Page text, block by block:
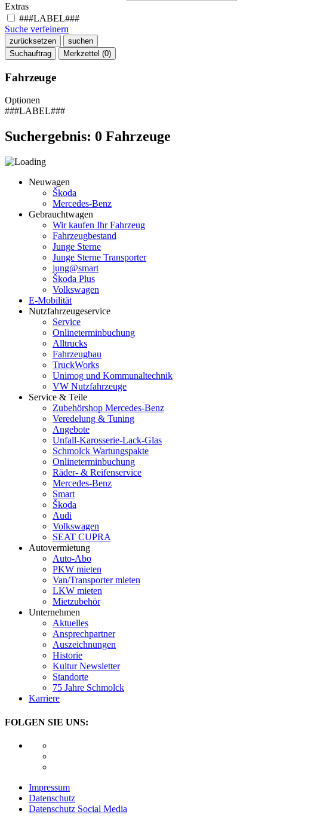
Extras
###LABEL###
Suche verfeinern
zurücksetzen
suchen
Suchauftrag
Merkzettel (0)
Fahrzeuge
Optionen
###LABEL###
Suchergebnis: 0 Fahrzeuge
Neuwagen
Škoda
Mercedes-Benz
Gebrauchtwagen
Wir kaufen Ihr Fahrzeug
Fahrzeugbestand
Junge Sterne
Junge Sterne Transporter
jung@smart
Škoda Plus
Volkswagen
E-Mobilität
Nutzfahrzeugeservice
Service
Onlineterminbuchung
Alltrucks
Fahrzeugbau
TruckWorks
Unimog und Kommunaltechnik
VW Nutzfahrzeuge
Service & Teile
Zubehörshop Mercedes-Benz
Veredelung & Tuning
Angebote
Unfall-Karosserie-Lack-Glas
Schmolck Wartungspakte
Onlineterminbuchung
Räder- & Reifenservice
Mercedes-Benz
Smart
Škoda
Audi
Volkswagen
SEAT CUPRA
Autovermietung
Auto-Abo
PKW mieten
Van/Transporter mieten
LKW mieten
Mietzubehör
Unternehmen
Aktuelles
Ansprechpartner
Auszeichnungen
Historie
Kultur Newsletter
Standorte
75 Jahre Schmolck
Karriere
FOLGEN SIE UNS:
Impressum
Datenschutz
Datenschutz Social Media